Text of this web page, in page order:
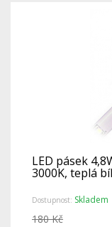
LED pásek
3000K, teplá
Dostupnost: Skladem
180 Kč